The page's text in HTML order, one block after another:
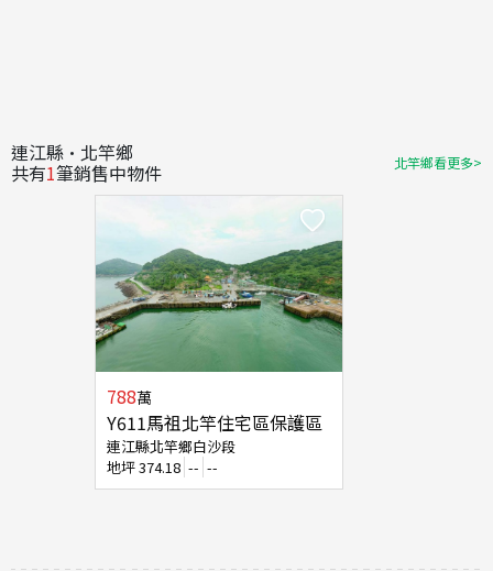
連江縣·北竿鄉
共有1筆銷售中物件 北竿鄉看更多>
788萬
Y611馬祖北竿住宅區保護區
連江縣北竿鄉白沙段
地坪374.18 -- --